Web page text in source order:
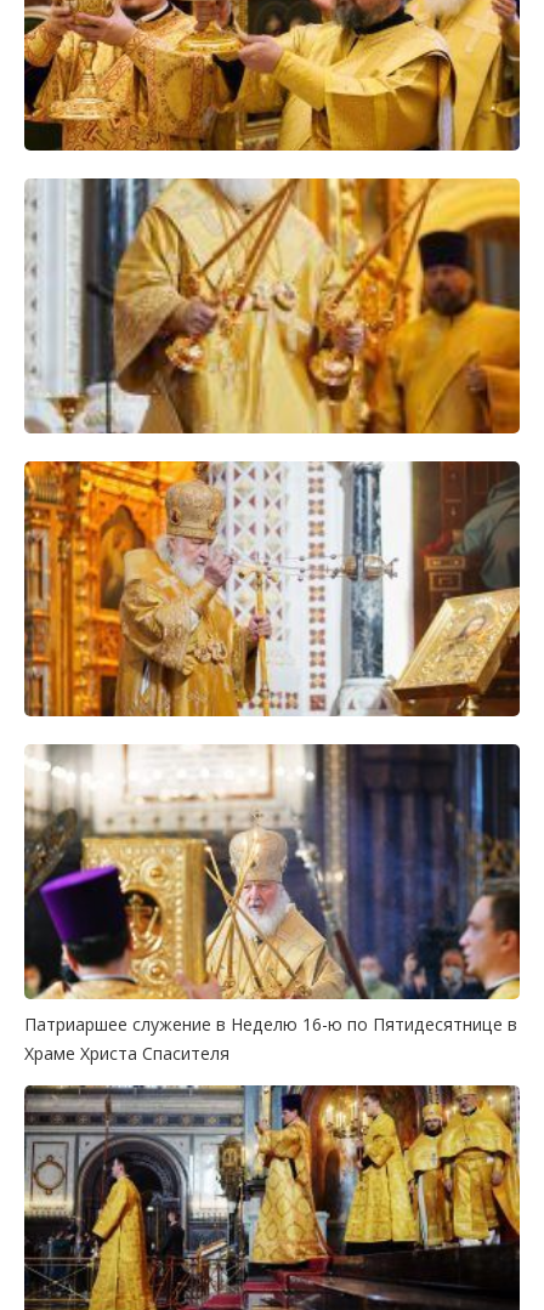
Патриаршее служение в Неделю 16-ю по Пятидесятнице в
Храме Христа Спасителя